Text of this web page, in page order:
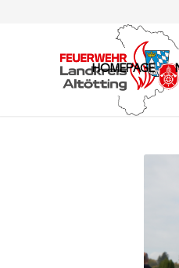
HOMEPAGE